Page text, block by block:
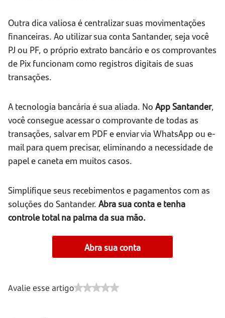
Outra dica valiosa é centralizar suas movimentações
financeiras. Ao utilizar sua conta Santander, seja você
PJ ou PF, o próprio extrato bancário e os comprovantes
de Pix funcionam como registros digitais de suas
transações.
A tecnologia bancária é sua aliada. No App Santander,
você consegue acessar o comprovante de todas as
transações, salvar em PDF e enviar via WhatsApp ou e-
mail para quem precisar, eliminando a necessidade de
papel e caneta em muitos casos.
Simplifique seus recebimentos e pagamentos com as
soluções do Santander. Abra sua conta e tenha
controle total na palma da sua mão.
Abra sua conta
Avalie esse artigo